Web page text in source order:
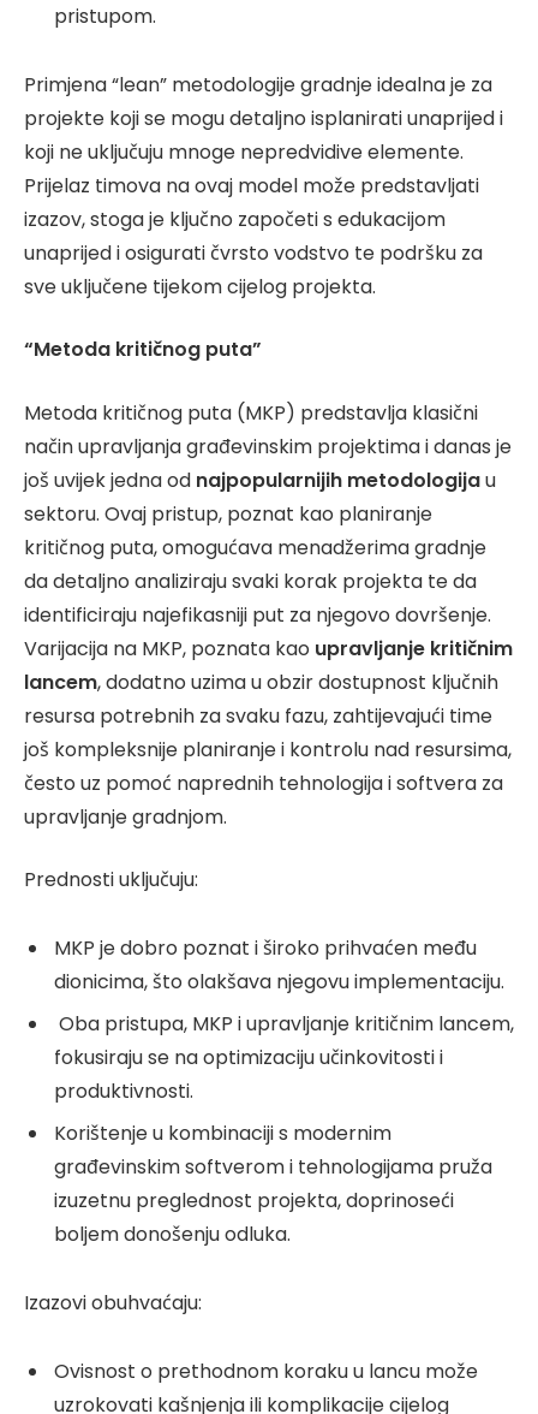
pristupom.
Primjena “lean” metodologije gradnje idealna je za
projekte koji se mogu detaljno isplanirati unaprijed i
koji ne uključuju mnoge nepredvidive elemente.
Prijelaz timova na ovaj model može predstavljati
izazov, stoga je ključno započeti s edukacijom
unaprijed i osigurati čvrsto vodstvo te podršku za
sve uključene tijekom cijelog projekta.
“Metoda kritičnog puta”
Metoda kritičnog puta (MKP) predstavlja klasični
način upravljanja građevinskim projektima i danas je
još uvijek jedna od najpopularnijih metodologijau
sektoru. Ovaj pristup, poznat kao planiranje
kritičnog puta, omogućava menadžerima gradnje
da detaljno analiziraju svaki korak projekta te da
identificiraju najefikasniji put za njegovo dovršenje.
Varijacija na MKP, poznata kao upravljanje kritičnim
lancem, dodatno uzima u obzir dostupnost ključnih
resursa potrebnih za svaku fazu, zahtijevajući time
još kompleksnije planiranje i kontrolu nad resursima,
često uz pomoć naprednih tehnologija i softvera za
upravljanje gradnjom.
Prednosti uključuju:
MKP je dobro poznat i široko prihvaćen među
dionicima, što olakšava njegovu implementaciju.
Oba pristupa, MKP i upravljanje kritičnim lancem,
fokusiraju se na optimizaciju učinkovitosti i
produktivnosti.
Korištenje u kombinaciji s modernim
građevinskim softverom i tehnologijama pruža
izuzetnu preglednost projekta, doprinoseći
boljem donošenju odluka.
Izazovi obuhvaćaju:
Ovisnost o prethodnom koraku u lancu može
uzrokovati kašnjenja ili komplikacije cijelog